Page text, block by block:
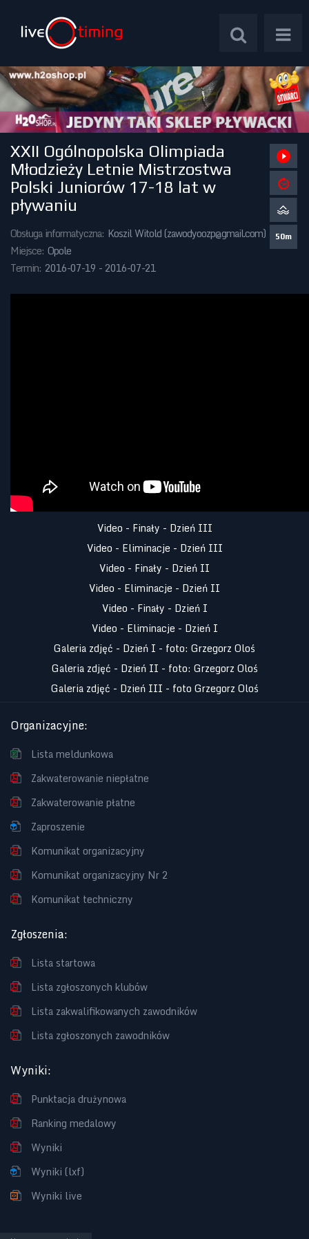
Zawody Międzynarodowe
Zawody Centralne
Kalendarz Imprez
XXII Ogólnopolska Olimpiada
Młodzieży Letnie Mistrzostwa
Polski Juniorów 17-18 lat w
pływaniu
Obsługa informatyczna: Koszil Witold (zawodyoozp@gmail.com)
Miejsce: Opole
Termin: 2016-07-19 - 2016-07-21
50m
Video - Finały - Dzień III
Video - Eliminacje - Dzień III
Video - Finały - Dzień II
Video - Eliminacje - Dzień II
Video - Finały - Dzień I
Video - Eliminacje - Dzień I
Galeria zdjęć - Dzień I - foto: Grzegorz Oloś
Galeria zdjęć - Dzień II - foto: Grzegorz Oloś
Galeria zdjęć - Dzień III - foto Grzegorz Oloś
Organizacyjne:
Lista meldunkowa
Zakwaterowanie niepłatne
Zakwaterowanie płatne
Zaproszenie
Komunikat organizacyjny
Komunikat organizacyjny Nr 2
Komunikat techniczny
Zgłoszenia:
Lista startowa
Lista zgłoszonych klubów
Lista zakwalifikowanych zawodników
Lista zgłoszonych zawodników
Wyniki:
Punktacja drużynowa
Ranking medalowy
Wyniki
Wyniki (lxf)
Wyniki live